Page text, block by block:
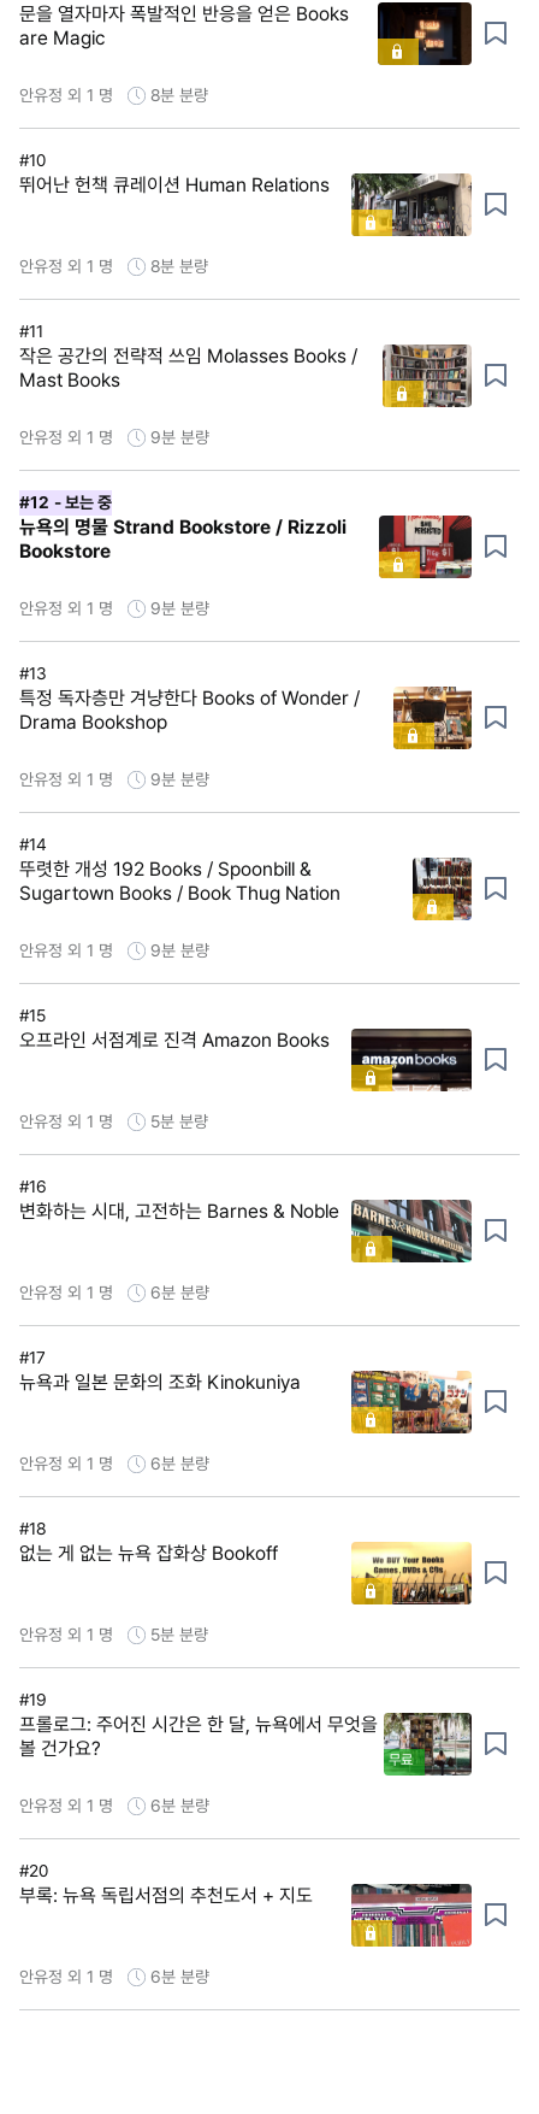
문을 열자마자 폭발적인 반응을 얻은 Books
are Magic
안유정 외 1 명 8분 분량
#10
뛰어난 헌책 큐레이션 Human Relations
안유정 외 1 명 8분 분량
#11
작은 공간의 전략적 쓰임 Molasses Books /
Mast Books
안유정 외 1 명 9분 분량
#12 - 보는 중
뉴욕의 명물 Strand Bookstore / Rizzoli
Bookstore
안유정 외 1 명 9분 분량
#13
특정 독자층만 겨냥한다 Books of Wonder /
Drama Bookshop
안유정 외 1 명 9분 분량
#14
뚜렷한 개성 192 Books / Spoonbill &
Sugartown Books / Book Thug Nation
안유정 외 1 명 9분 분량
#15
오프라인 서점계로 진격 Amazon Books
안유정 외 1 명 5분 분량
#16
변화하는 시대, 고전하는 Barnes & Noble
안유정 외 1 명 6분 분량
#17
뉴욕과 일본 문화의 조화 Kinokuniya
안유정 외 1 명 6분 분량
#18
없는 게 없는 뉴욕 잡화상 Bookoff
안유정 외 1 명 5분 분량
#19
프롤로그: 주어진 시간은 한 달, 뉴욕에서 무엇을
볼 건가요?
무료
안유정 외 1 명 6분 분량
#20
부록: 뉴욕 독립서점의 추천도서 + 지도
안유정 외 1 명 6분 분량